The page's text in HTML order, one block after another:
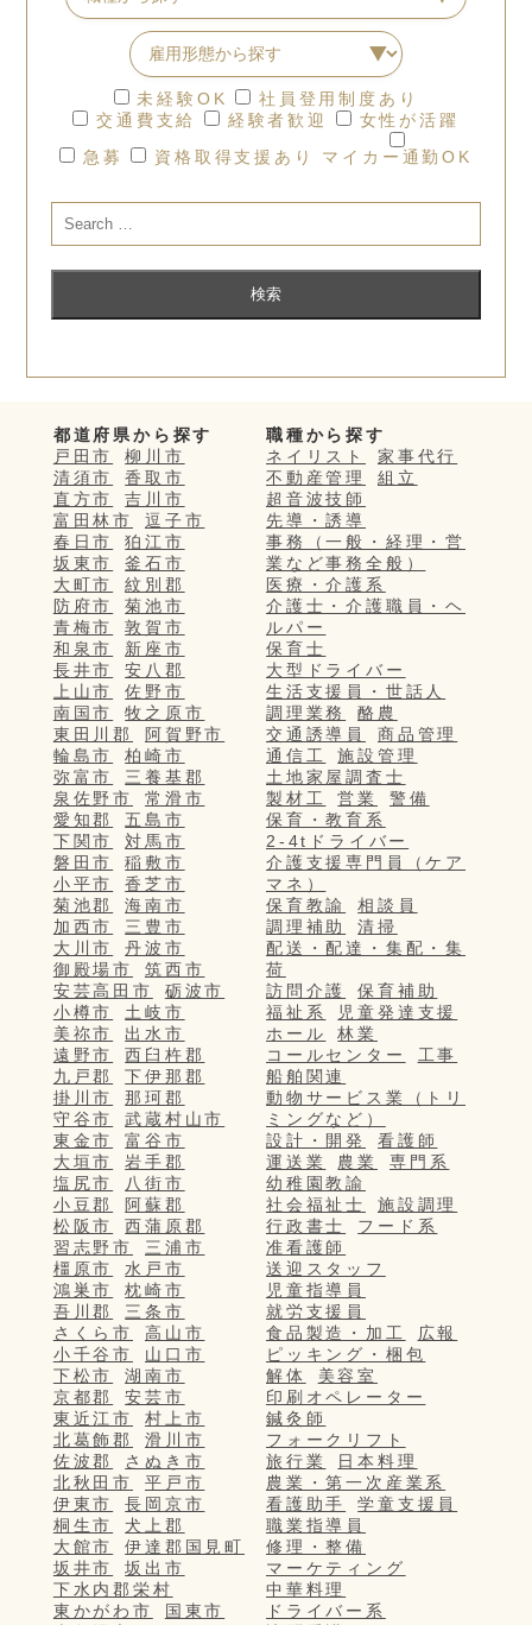
未経験OK
社員登用制度あり
交通費支給
経験者歓迎
女性が活躍
急募
資格取得支援あり マイカー通勤OK
都道府県から探す
戸田市
柳川市
清須市
香取市
直方市
吉川市
富田林市
逗子市
春日市
狛江市
坂東市
釜石市
大町市
紋別郡
防府市
菊池市
青梅市
敦賀市
和泉市
新座市
長井市
安八郡
上山市
佐野市
南国市
牧之原市
東田川郡
阿賀野市
輪島市
柏崎市
弥富市
三養基郡
泉佐野市
常滑市
愛知郡
五島市
下関市
対馬市
磐田市
稲敷市
小平市
香芝市
菊池郡
海南市
加西市
三豊市
大川市
丹波市
御殿場市
筑西市
安芸高田市
砺波市
小樽市
土岐市
美祢市
出水市
遠野市
西臼杵郡
九戸郡
下伊那郡
掛川市
那珂郡
守谷市
武蔵村山市
東金市
富谷市
大垣市
岩手郡
塩尻市
八街市
小豆郡
阿蘇郡
松阪市
西蒲原郡
習志野市
三浦市
橿原市
水戸市
鴻巣市
枕崎市
吾川郡
三条市
さくら市
高山市
小千谷市
山口市
下松市
湖南市
京都郡
安芸市
東近江市
村上市
北葛飾郡
滑川市
佐波郡
さぬき市
北秋田市
平戸市
伊東市
長岡京市
桐生市
犬上郡
大館市
伊達郡国見町
坂井市
坂出市
下水内郡栄村
東かがわ市
国東市
職種から探す
ネイリスト
家事代行
不動産管理
組立
超音波技師
先導・誘導
事務（一般・経理・営
業など事務全般）
医療・介護系
介護士・介護職員・ヘ
ルパー
保育士
大型ドライバー
生活支援員・世話人
調理業務
酪農
交通誘導員
商品管理
通信工
施設管理
土地家屋調査士
製材工
営業
警備
保育・教育系
2-4tドライバー
介護支援専門員（ケア
マネ）
保育教諭
相談員
調理補助
清掃
配送・配達・集配・集
荷
訪問介護
保育補助
福祉系
児童発達支援
ホール
林業
コールセンター
工事
船舶関連
動物サービス業（トリ
ミングなど）
設計・開発
看護師
運送業
農業
専門系
幼稚園教諭
社会福祉士
施設調理
行政書士
フード系
准看護師
送迎スタッフ
児童指導員
就労支援員
食品製造・加工
広報
ピッキング・梱包
解体
美容室
印刷オペレーター
鍼灸師
フォークリフト
旅行業
日本料理
農業・第一次産業系
看護助手
学童支援員
職業指導員
修理・整備
マーケティング
中華料理
ドライバー系